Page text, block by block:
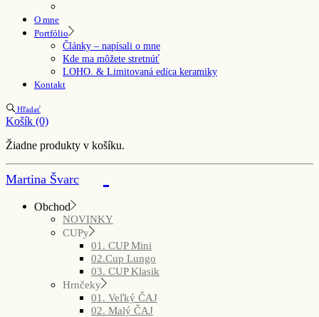
O mne
Portfólio
Články – napísali o mne
Kde ma môžete stretnúť
LOHO. & Limitovaná edíca keramiky
Kontakt
Hľadať
Košík (0)
Žiadne produkty v košíku.
Martina Švarc
Obchod
NOVINKY
CUPy
01. CUP Mini
02.Cup Lungo
03. CUP Klasik
Hrnčeky
01. Veľký ČAJ
02. Malý ČAJ